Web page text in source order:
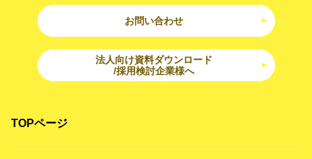
お問い合わせ
法人向け資料ダウンロード
/採用検討企業様へ
TOPページ